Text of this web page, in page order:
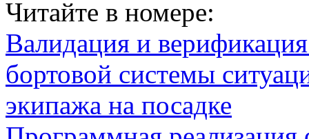
Читайте в номере:
Валидация и
бортовой системы
экипажа на посадке